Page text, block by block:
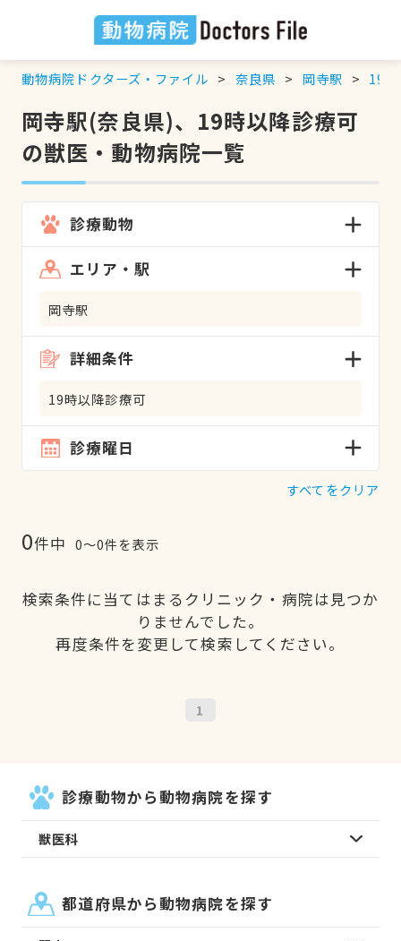
動物病院ドクターズ・ファイル 奈良県 岡寺駅 19
岡寺駅(奈良県)、19時以降診療可
の獣医・動物病院一覧
診療動物
エリア・駅
岡寺駅
詳細条件
19時以降診療可
診療曜日
すべてをクリア
0件中 0〜0件を表示
検索条件に当てはまるクリニック・病院は見つか
りませんでした。
再度条件を変更して検索してください。
1
診療動物から動物病院を探す
獣医科
都道府県から動物病院を探す